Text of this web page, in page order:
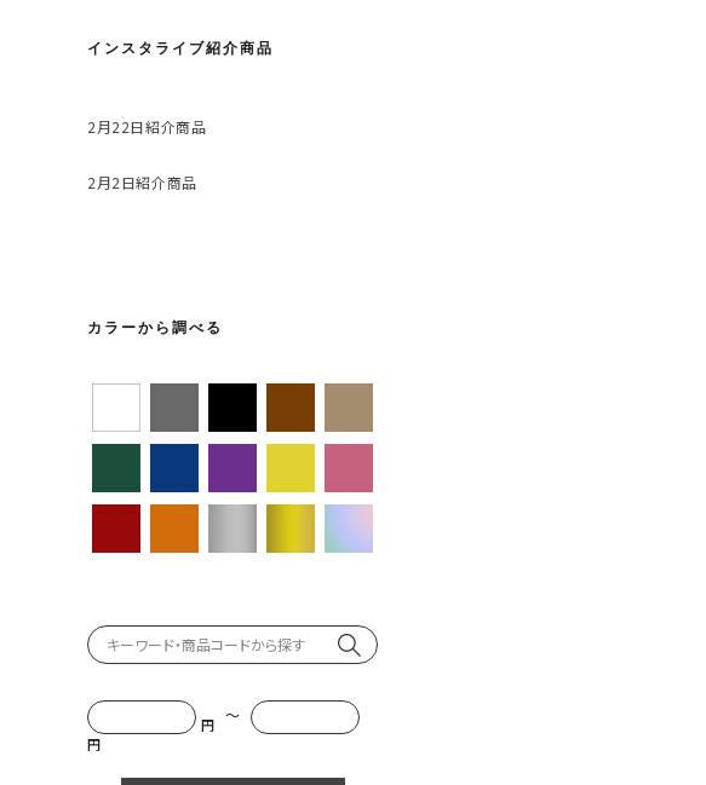
インスタライブ紹介商品
2月22日紹介商品
2月2日紹介商品
カラーから調べる
円 ～
円